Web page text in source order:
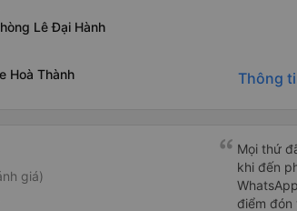
Lê Đại Hành
Hoà Thành
Thông
giá)
Mọi thứ
khi đến
điểm đón